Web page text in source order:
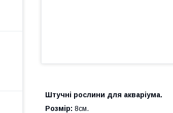
Штучні рослини для акваріума.
Розмір: 8см.